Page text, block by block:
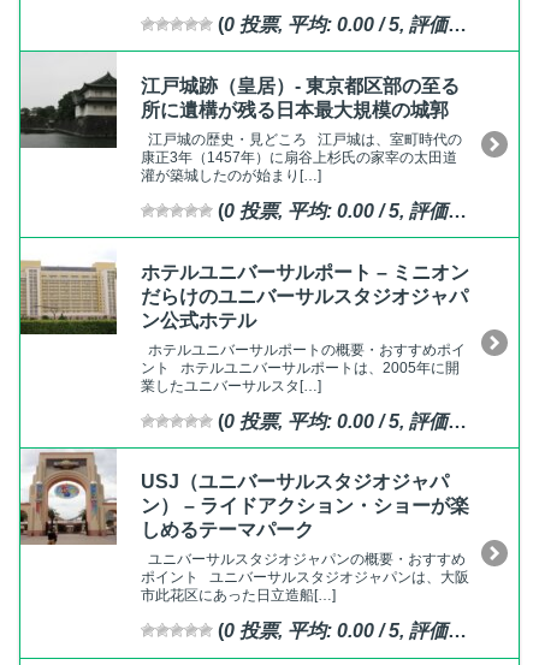
(0 投票, 平均: 0.00 / 5, 評価済
江戸城跡（皇居）- 東京都区部の至る
所に遺構が残る日本最大規模の城郭
江戸城の歴史・見どころ 江戸城は、室町時代の
康正3年（1457年）に扇谷上杉氏の家宰の太田道
灌が築城したのが始まり[…]
(0 投票, 平均: 0.00 / 5, 評価済
ホテルユニバーサルポート – ミニオン
だらけのユニバーサルスタジオジャパ
ン公式ホテル
ホテルユニバーサルポートの概要・おすすめポイ
ント ホテルユニバーサルポートは、2005年に開
業したユニバーサルスタ[…]
(0 投票, 平均: 0.00 / 5, 評価済
USJ（ユニバーサルスタジオジャパ
ン） – ライドアクション・ショーが楽
しめるテーマパーク
ユニバーサルスタジオジャパンの概要・おすすめ
ポイント ユニバーサルスタジオジャパンは、大阪
市此花区にあった日立造船[…]
(0 投票, 平均: 0.00/ 5, 評価済